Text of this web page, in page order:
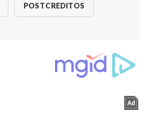
POSTCREDITOS